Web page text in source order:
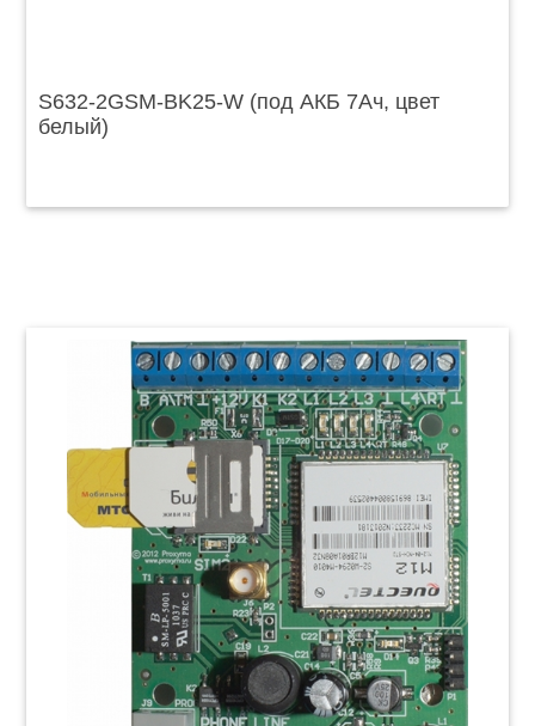
S632-2GSM-BK25-W (под АКБ 7Ач, цвет
белый)